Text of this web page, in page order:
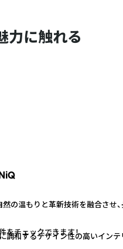
力に触れる
の温もりと革新技術を融合させ
調和するデザイン性の高いイン
をチェックできます！